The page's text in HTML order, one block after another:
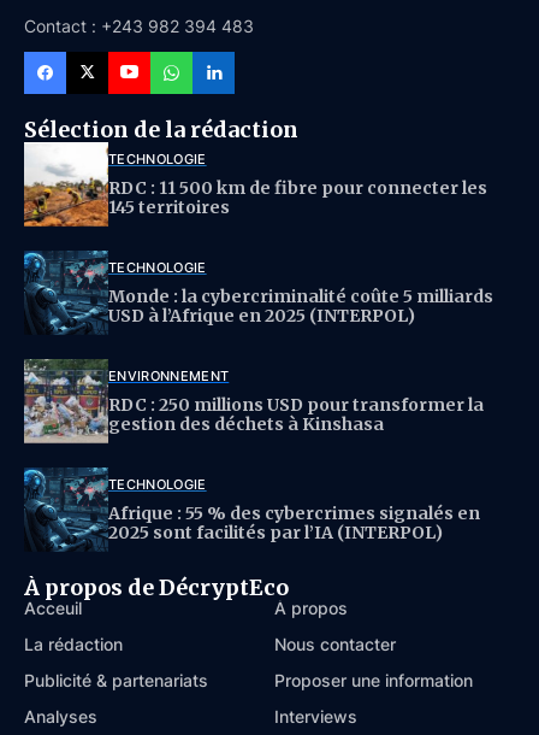
Contact : +243 982 394 483
Sélection de la rédaction
TECHNOLOGIE
RDC : 11 500 km de fibre pour connecter les
145 territoires
TECHNOLOGIE
Monde : la cybercriminalité coûte 5 milliards
USD à l’Afrique en 2025 (INTERPOL)
ENVIRONNEMENT
RDC : 250 millions USD pour transformer la
gestion des déchets à Kinshasa
TECHNOLOGIE
Afrique : 55 % des cybercrimes signalés en
2025 sont facilités par l’IA (INTERPOL)
À propos de DécryptEco
Acceuil
À propos
La rédaction
Nous contacter
Publicité & partenariats
Proposer une information
Analyses
Interviews